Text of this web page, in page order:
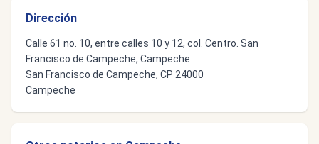
Dirección
Calle 61 no. 10, entre calles 10 y 12, col. Centro. San
Francisco de Campeche, Campeche
San Francisco de Campeche, CP 24000
Campeche